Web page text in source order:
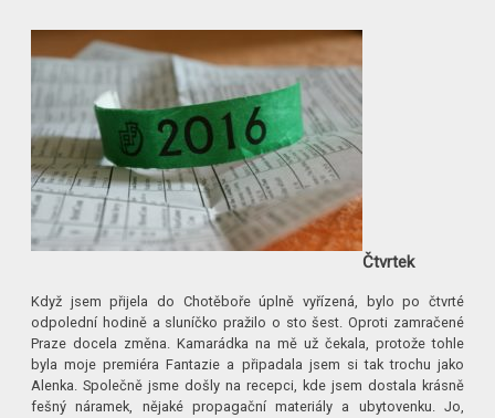
Čtvrtek
Když jsem přijela do Chotěboře úplně vyřízená, bylo po čtvrté
odpolední hodině a sluníčko pražilo o sto šest. Oproti zamračené
Praze docela změna. Kamarádka na mě už čekala, protože tohle
byla moje premiéra Fantazie a připadala jsem si tak trochu jako
Alenka. Společně jsme došly na recepci, kde jsem dostala krásně
fešný náramek, nějaké propagační materiály a ubytovenku. Jo,